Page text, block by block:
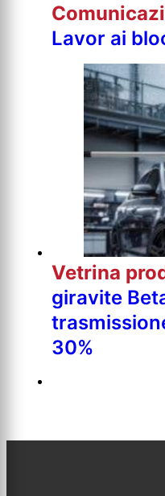
Lavor ai
Vetrina
giravite
30%